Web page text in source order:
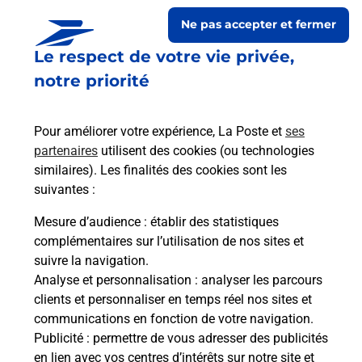
Le respect de votre vie privée,
notre priorité
Pour améliorer votre expérience, La Poste et ses
partenaires utilisent des cookies (ou technologies
similaires). Les finalités des cookies sont les
suivantes :
Mesure d’audience : établir des statistiques
complémentaires sur l’utilisation de nos sites et
suivre la navigation.
Analyse et personnalisation : analyser les parcours
clients et personnaliser en temps réel nos sites et
communications en fonction de votre navigation.
Publicité : permettre de vous adresser des publicités
en lien avec vos centres d’intérêts sur notre site et
Ne pas accepter et fermer
Collecte du courrier aujourd'hui à 09h00
205 Rue Principale
31230 Mirambeau
Itinéraire
Le lien s'ouvre dans un nouvel onglet